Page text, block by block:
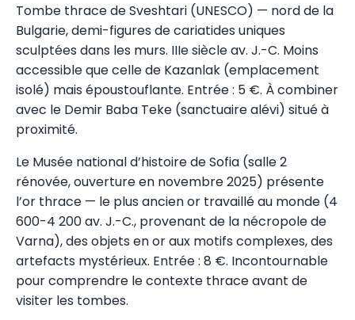
Tombe thrace de Sveshtari (UNESCO) — nord de la
Bulgarie, demi-figures de cariatides uniques
sculptées dans les murs. IIIe siècle av. J.-C. Moins
accessible que celle de Kazanlak (emplacement
isolé) mais époustouflante. Entrée : 5 €. À combiner
avec le Demir Baba Teke (sanctuaire alévi) situé à
proximité.
Le Musée national d’histoire de Sofia (salle 2
rénovée, ouverture en novembre 2025) présente
l’or thrace — le plus ancien or travaillé au monde (4
600-4 200 av. J.-C., provenant de la nécropole de
Varna), des objets en or aux motifs complexes, des
artefacts mystérieux. Entrée : 8 €. Incontournable
pour comprendre le contexte thrace avant de
visiter les tombes.